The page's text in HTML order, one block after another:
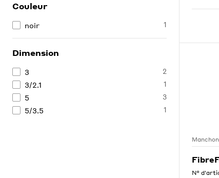
Couleur
noir 1
Dimension
3 2
3/2.1 1
5 3
5/3.5 1
N°